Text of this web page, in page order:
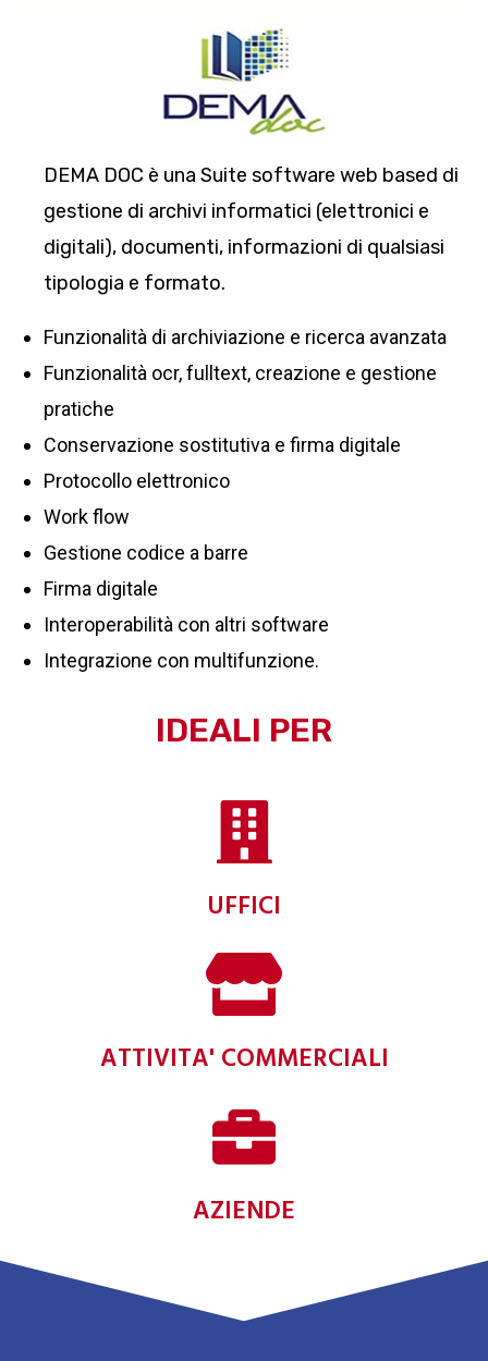
DEMA DOC è una Suite software web based di
gestione di archivi informatici (elettronici e
digitali), documenti, informazioni di qualsiasi
tipologia e formato.
Funzionalità di archiviazione e ricerca avanzata
Funzionalità ocr, fulltext, creazione e gestione
pratiche
Conservazione sostitutiva e firma digitale
Protocollo elettronico
Work flow
Gestione codice a barre
Firma digitale
Interoperabilità con altri software
Integrazione con multifunzione.
IDEALI PER
UFFICI
ATTIVITA' COMMERCIALI
AZIENDE